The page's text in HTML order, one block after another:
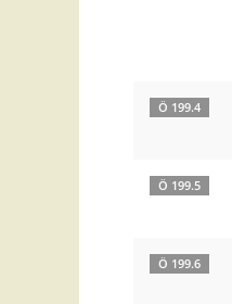
Ö 199.4
Ö 199.5
Ö 199.6